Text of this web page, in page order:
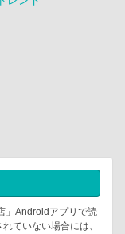
」Androidアプリで読
ていない場合には、